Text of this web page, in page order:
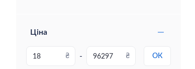
Ціна
₴ - ₴ ОК